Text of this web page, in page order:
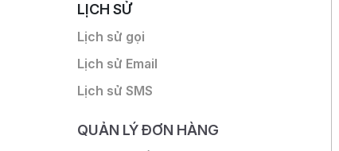
LỊCH SỬ
Lịch sử gọi
Lịch sử Email
Lịch sử SMS
QUẢN LÝ ĐƠN HÀNG